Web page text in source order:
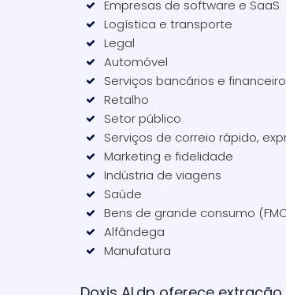
Empresas de software e SaaS
Logística e transporte
Legal
Automóvel
Serviços bancários e
Retalho
Setor público
Serviços de correio rápido,
Marketing e fidelidade
Indústria de viagens
Saúde
Bens de grande consumo
Alfândega
Manufatura